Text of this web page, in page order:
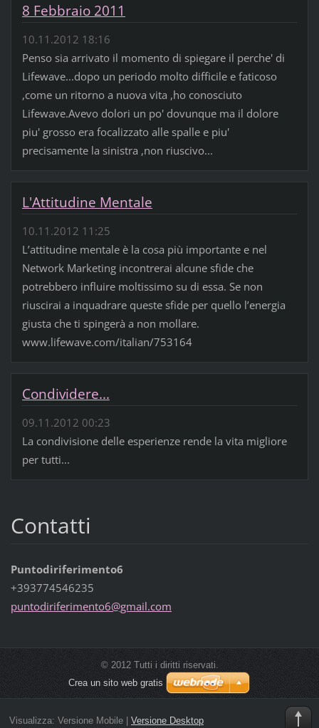
8 Febbraio 2011
10.11.2012 18:16
Penso sia arrivato il momento di spiegare il perche' di
Lifewave...dopo un periodo molto difficile e faticoso
,come un ritorno a nuova vita ,ho conosciuto
Lifewave.Avevo dolori un po' dovunque ma il dolore
piu' grosso era focalizzato alle spalle e piu'
precisamente la sinistra ,non riuscivo...
L'Attitudine Mentale
10.11.2012 11:25
L’attitudine mentale è la cosa più importante e nel
Network Marketing incontrerai alcune sfide che
potrebbero influire moltissimo su di essa. Se non
riuscirai a inquadrare queste sfide per quello l’energia
giusta che ti spingerà a non mollare.
www.lifewave.com/italian/753164
Condividere...
09.11.2012 00:23
La condivisione delle esperienze rende la vita migliore
per tutti...
Contatti
Puntodiriferimento6
+393774546235
puntodiriferimento6@gmail.com
© 2012 Tutti i diritti riservati.
Crea un sito web gratis
Visualizza: Versione Mobile| Versione Desktop